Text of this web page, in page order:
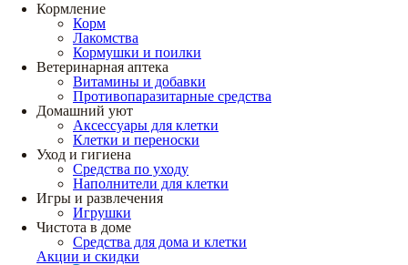
Кормление
Корм
Лакомства
Кормушки и поилки
Ветеринарная аптека
Витамины и добавки
Противопаразитарные средства
Домашний уют
Аксессуары для клетки
Клетки и переноски
Уход и гигиена
Средства по уходу
Наполнители для клетки
Игры и развлечения
Игрушки
Чистота в доме
Средства для дома и клетки
Акции и скидки